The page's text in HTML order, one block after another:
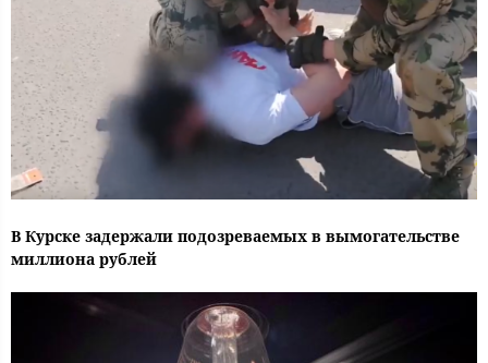
В Курске задержали подозреваемых в вымогательстве
миллиона рублей